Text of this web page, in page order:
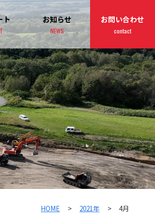
ト お知らせ
NEWS
お問い合わせ
contact
HOME > 2021年 > 4月